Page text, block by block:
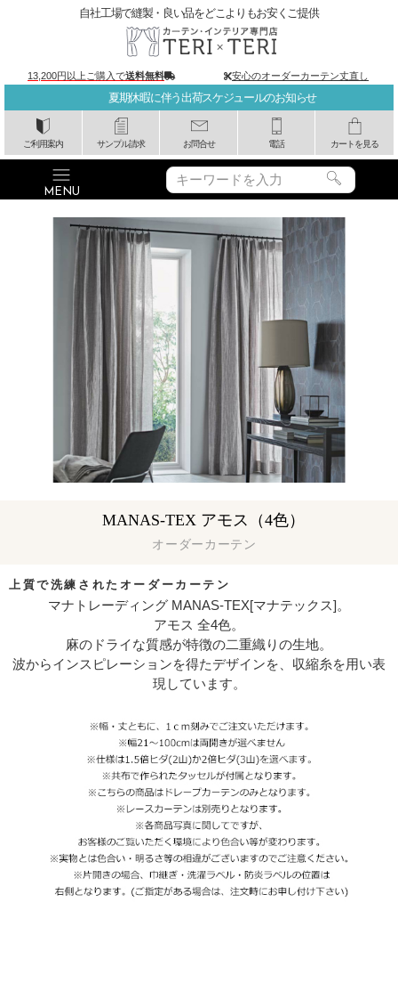
夏期休暇に伴う出荷スケジュールのお知らせ
ご利用案内 サンプル請求 お問合せ 電話 カートを見る
自社工場で縫製・良い品をどこよりもお安くご提供
13,200円以上ご購入で送料無料 安心のオーダーカーテン丈直し
上質で洗練されたオーダーカーテン
オーダーカーテン
MANAS-TEX アモス（4色）
マナトレーディング MANAS-TEX[マナテックス]。
アモス 全4色。
麻のドライな質感が特徴の二重織りの生地。
波からインスピレーションを得たデザインを、収縮糸を用い表
現しています。